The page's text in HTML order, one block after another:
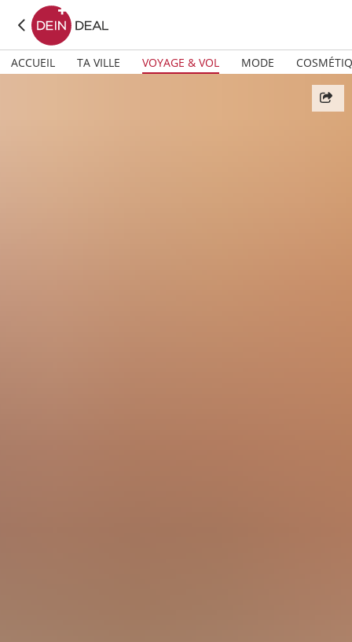
ACCUEIL TA VILLE VOYAGE & VOL MODE